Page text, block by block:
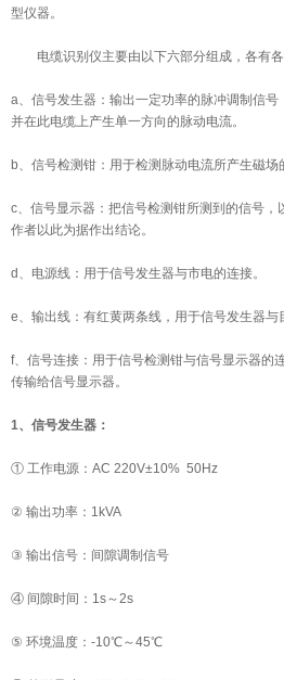
型仪器。
电缆识别仪主要由以下六部分组成，各有各
a、信号发生器：输出一定功率的脉冲调制信号
并在此电缆上产生单一方向的脉动电流。
b、信号检测钳：用于检测脉动电流所产生磁场
c、信号显示器：把信号检测钳所测到的信号
作者以此为据作出结论。
d、电源线：用于信号发生器与市电的连接。
e、输出线：有红黄两条线，用于信号发生器与
f、信号连接：用于信号检测钳与信号显示器的
传输给信号显示器。
1、信号发生器：
① 工作电源：AC 220V±10% 50Hz
② 输出功率：1kVA
③ 输出信号：间隙调制信号
④ 间隙时间：1s～2s
⑤ 环境温度：-10℃～45℃